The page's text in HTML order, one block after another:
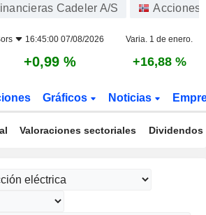
Cadeler A/S Acciones
16:45:00 07/08/2026 Varia. 1 de enero.
+0,99 % +16,88 %
Gráficos Noticias
Valoraciones sectoriales